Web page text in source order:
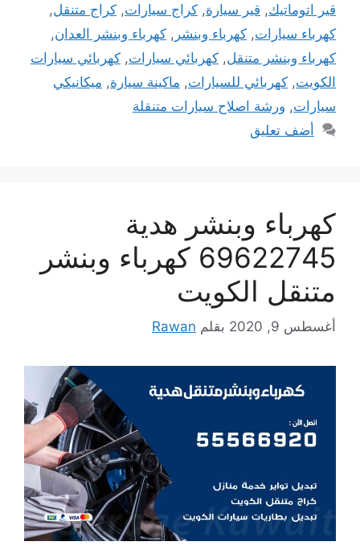
قير اتوماتيك, قير سيارة, كراج سيارات, كراج متنقل,
كهرباء سيارات, كهرباء وبنشر , كهرباء وبنشر العدان,
كهرباء وبنشر متنقل, كهربائي سيارات, كهربائي سيارات
الكويت, كهربائي للسيارات, ماكينة سيارة, ميكانيكي
سيارات, ورشة اصلاح سيارات متنقلة
أضف تعليق
كهرباء وبنشر هدية
69622745 كهرباء وبنشر
متنقل الكويت
أغسطس 9, 2020 بقلم Rawan